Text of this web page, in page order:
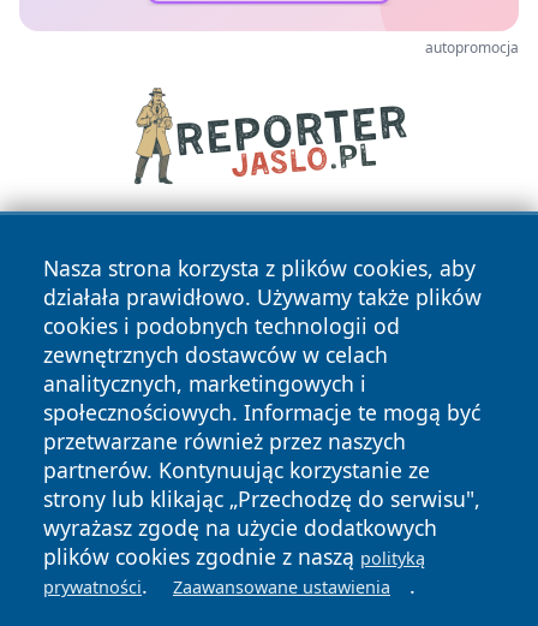
autopromocja
Nasza strona korzysta z plików cookies, aby
działała prawidłowo. Używamy także plików
cookies i podobnych technologii od
zewnętrznych dostawców w celach
analitycznych, marketingowych i
społecznościowych. Informacje te mogą być
przetwarzane również przez naszych
partnerów. Kontynuując korzystanie ze
strony lub klikając „Przechodzę do serwisu",
wyrażasz zgodę na użycie dodatkowych
plików cookies zgodnie z naszą polityką
prywatności. Zaawansowane ustawienia .
Copyright © 2026 24slupsk.pl Wszystkie prawa zastrzeżone.
News Autorzy
Polityka
Prywatności
Polityka
Cookies